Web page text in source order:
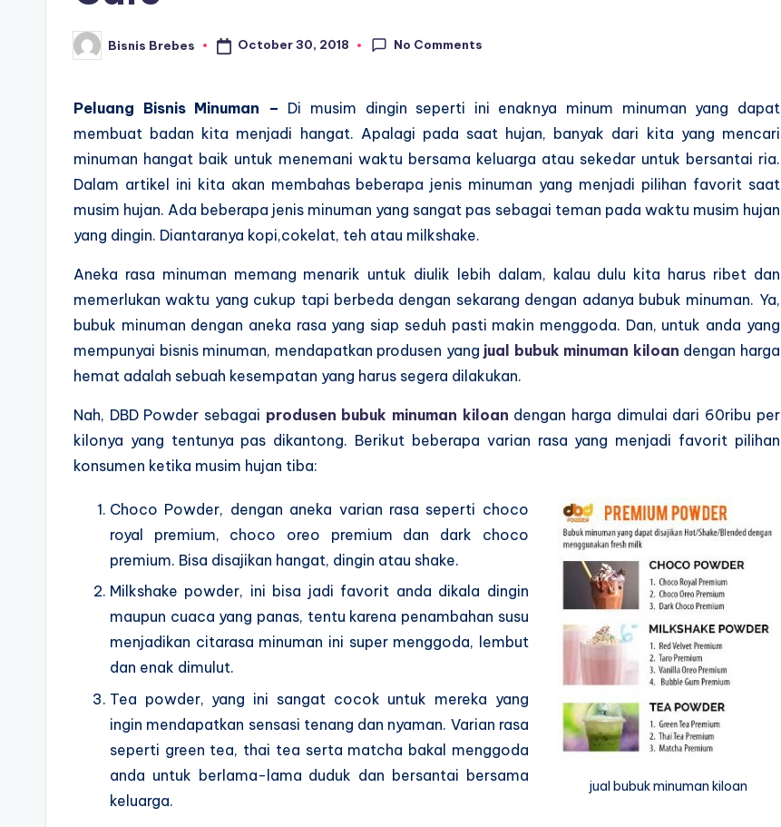
Posted
by
Bisnis Brebes October 30, 2018 No Comments
Peluang Bisnis Minuman – Di musim dingin seperti ini enaknya minum minuman yang dapat
membuat badan kita menjadi hangat. Apalagi pada saat hujan, banyak dari kita yang mencari
minuman hangat baik untuk menemani waktu bersama keluarga atau sekedar untuk bersantai ria.
Dalam artikel ini kita akan membahas beberapa jenis minuman yang menjadi pilihan favorit saat
musim hujan. Ada beberapa jenis minuman yang sangat pas sebagai teman pada waktu musim hujan
yang dingin. Diantaranya kopi,cokelat, teh atau milkshake.
Aneka rasa minuman memang menarik untuk diulik lebih dalam, kalau dulu kita harus ribet dan
memerlukan waktu yang cukup tapi berbeda dengan sekarang dengan adanya bubuk minuman. Ya,
bubuk minuman dengan aneka rasa yang siap seduh pasti makin menggoda. Dan, untuk anda yang
mempunyai bisnis minuman, mendapatkan produsen yang jual bubuk minuman kiloan dengan harga
hemat adalah sebuah kesempatan yang harus segera dilakukan.
Nah, DBD Powder sebagai produsen bubuk minuman kiloan dengan harga dimulai dari 60ribu per
kilonya yang tentunya pas dikantong. Berikut beberapa varian rasa yang menjadi favorit pilihan
konsumen ketika musim hujan tiba:
jual bubuk minuman kiloan
Choco Powder, dengan aneka varian rasa seperti choco
royal premium, choco oreo premium dan dark choco
premium. Bisa disajikan hangat, dingin atau shake.
Milkshake powder, ini bisa jadi favorit anda dikala dingin
maupun cuaca yang panas, tentu karena penambahan susu
menjadikan citarasa minuman ini super menggoda, lembut
dan enak dimulut.
Tea powder, yang ini sangat cocok untuk mereka yang
ingin mendapatkan sensasi tenang dan nyaman. Varian rasa
seperti green tea, thai tea serta matcha bakal menggoda
anda untuk berlama-lama duduk dan bersantai bersama
keluarga.